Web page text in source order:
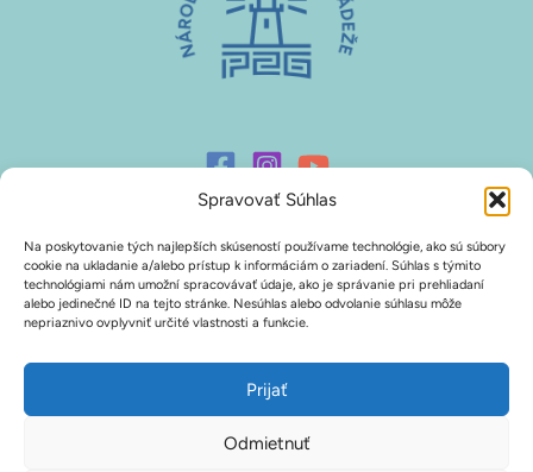
Spravovať Súhlas
Na poskytovanie tých najlepších skúseností používame technológie, ako sú súbory
cookie na ukladanie a/alebo prístup k informáciám o zariadení. Súhlas s týmito
technológiami nám umožní spracovávať údaje, ako je správanie pri prehliadaní
alebo jedinečné ID na tejto stránke. Nesúhlas alebo odvolanie súhlasu môže
nepriaznivo ovplyvniť určité vlastnosti a funkcie.
Prijať
Odmietnuť
Prihlasovanie P26
Podporte nás
Zásady používania súborov cookie (EÚ)